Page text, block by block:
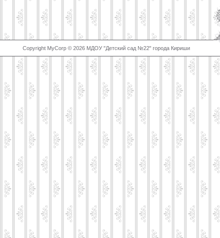
Copyright MyCorp © 2026 МДОУ "Детский сад №22" города Кириши